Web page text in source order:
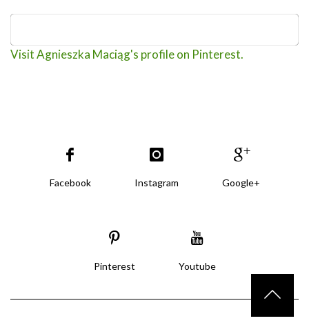
Visit Agnieszka Maciąg's profile on Pinterest.
Facebook Instagram Google+
Pinterest Youtube